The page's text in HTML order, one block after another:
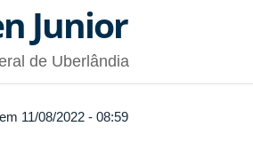
Junior
de Uberlândia
11/08/2022 - 08:59